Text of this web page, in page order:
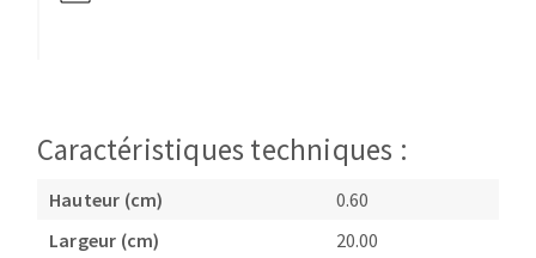
Tours à métaux
Rubans
Forets métaux
Caractéristiques techniques :
Hauteur (cm)
0.60
Largeur (cm)
20.00